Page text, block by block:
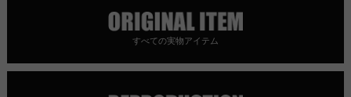
すべての実物アイテム